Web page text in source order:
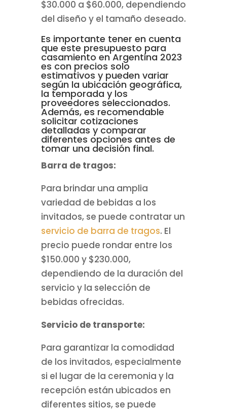
$30.000 a $60.000, dependiendo
del diseño y el tamaño deseado.
Es importante tener en cuenta
que este presupuesto para
casamiento en Argentina 2023
es con precios solo
estimativos y pueden variar
según la ubicación geográfica,
la temporada y los
proveedores seleccionados.
Además, es recomendable
solicitar cotizaciones
detalladas y comparar
diferentes opciones antes de
tomar una decisión final.
Barra de tragos:
Para brindar una amplia
variedad de bebidas a los
invitados, se puede contratar un
servicio de barra de tragos. El
precio puede rondar entre los
$150.000 y $230.000,
dependiendo de la duración del
servicio y la selección de
bebidas ofrecidas.
Servicio de transporte:
Para garantizar la comodidad
de los invitados, especialmente
si el lugar de la ceremonia y la
recepción están ubicados en
diferentes sitios, se puede